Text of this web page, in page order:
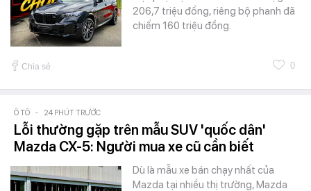
206,7 triệu đồng, riêng bộ phanh đã
chiếm 160 triệu đồng.
Chia sẻ 0
Ô TÔ - 24 PHÚT TRƯỚC
Lỗi thường gặp trên mẫu SUV 'quốc dân'
Mazda CX-5: Người mua xe cũ cần biết
Dù là mẫu xe bán chạy nhất của
Mazda tại nhiều thị trường, Mazda